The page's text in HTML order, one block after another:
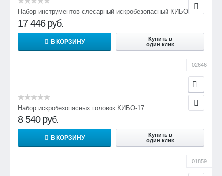
Набор инструментов слесарный искробезопасный КИБО-18
17 446 руб.
В КОРЗИНУ
Купить в
один клик
02646
Набор искробезопасных головок КИБО-17
8 540 руб.
В КОРЗИНУ
Купить в
один клик
01859